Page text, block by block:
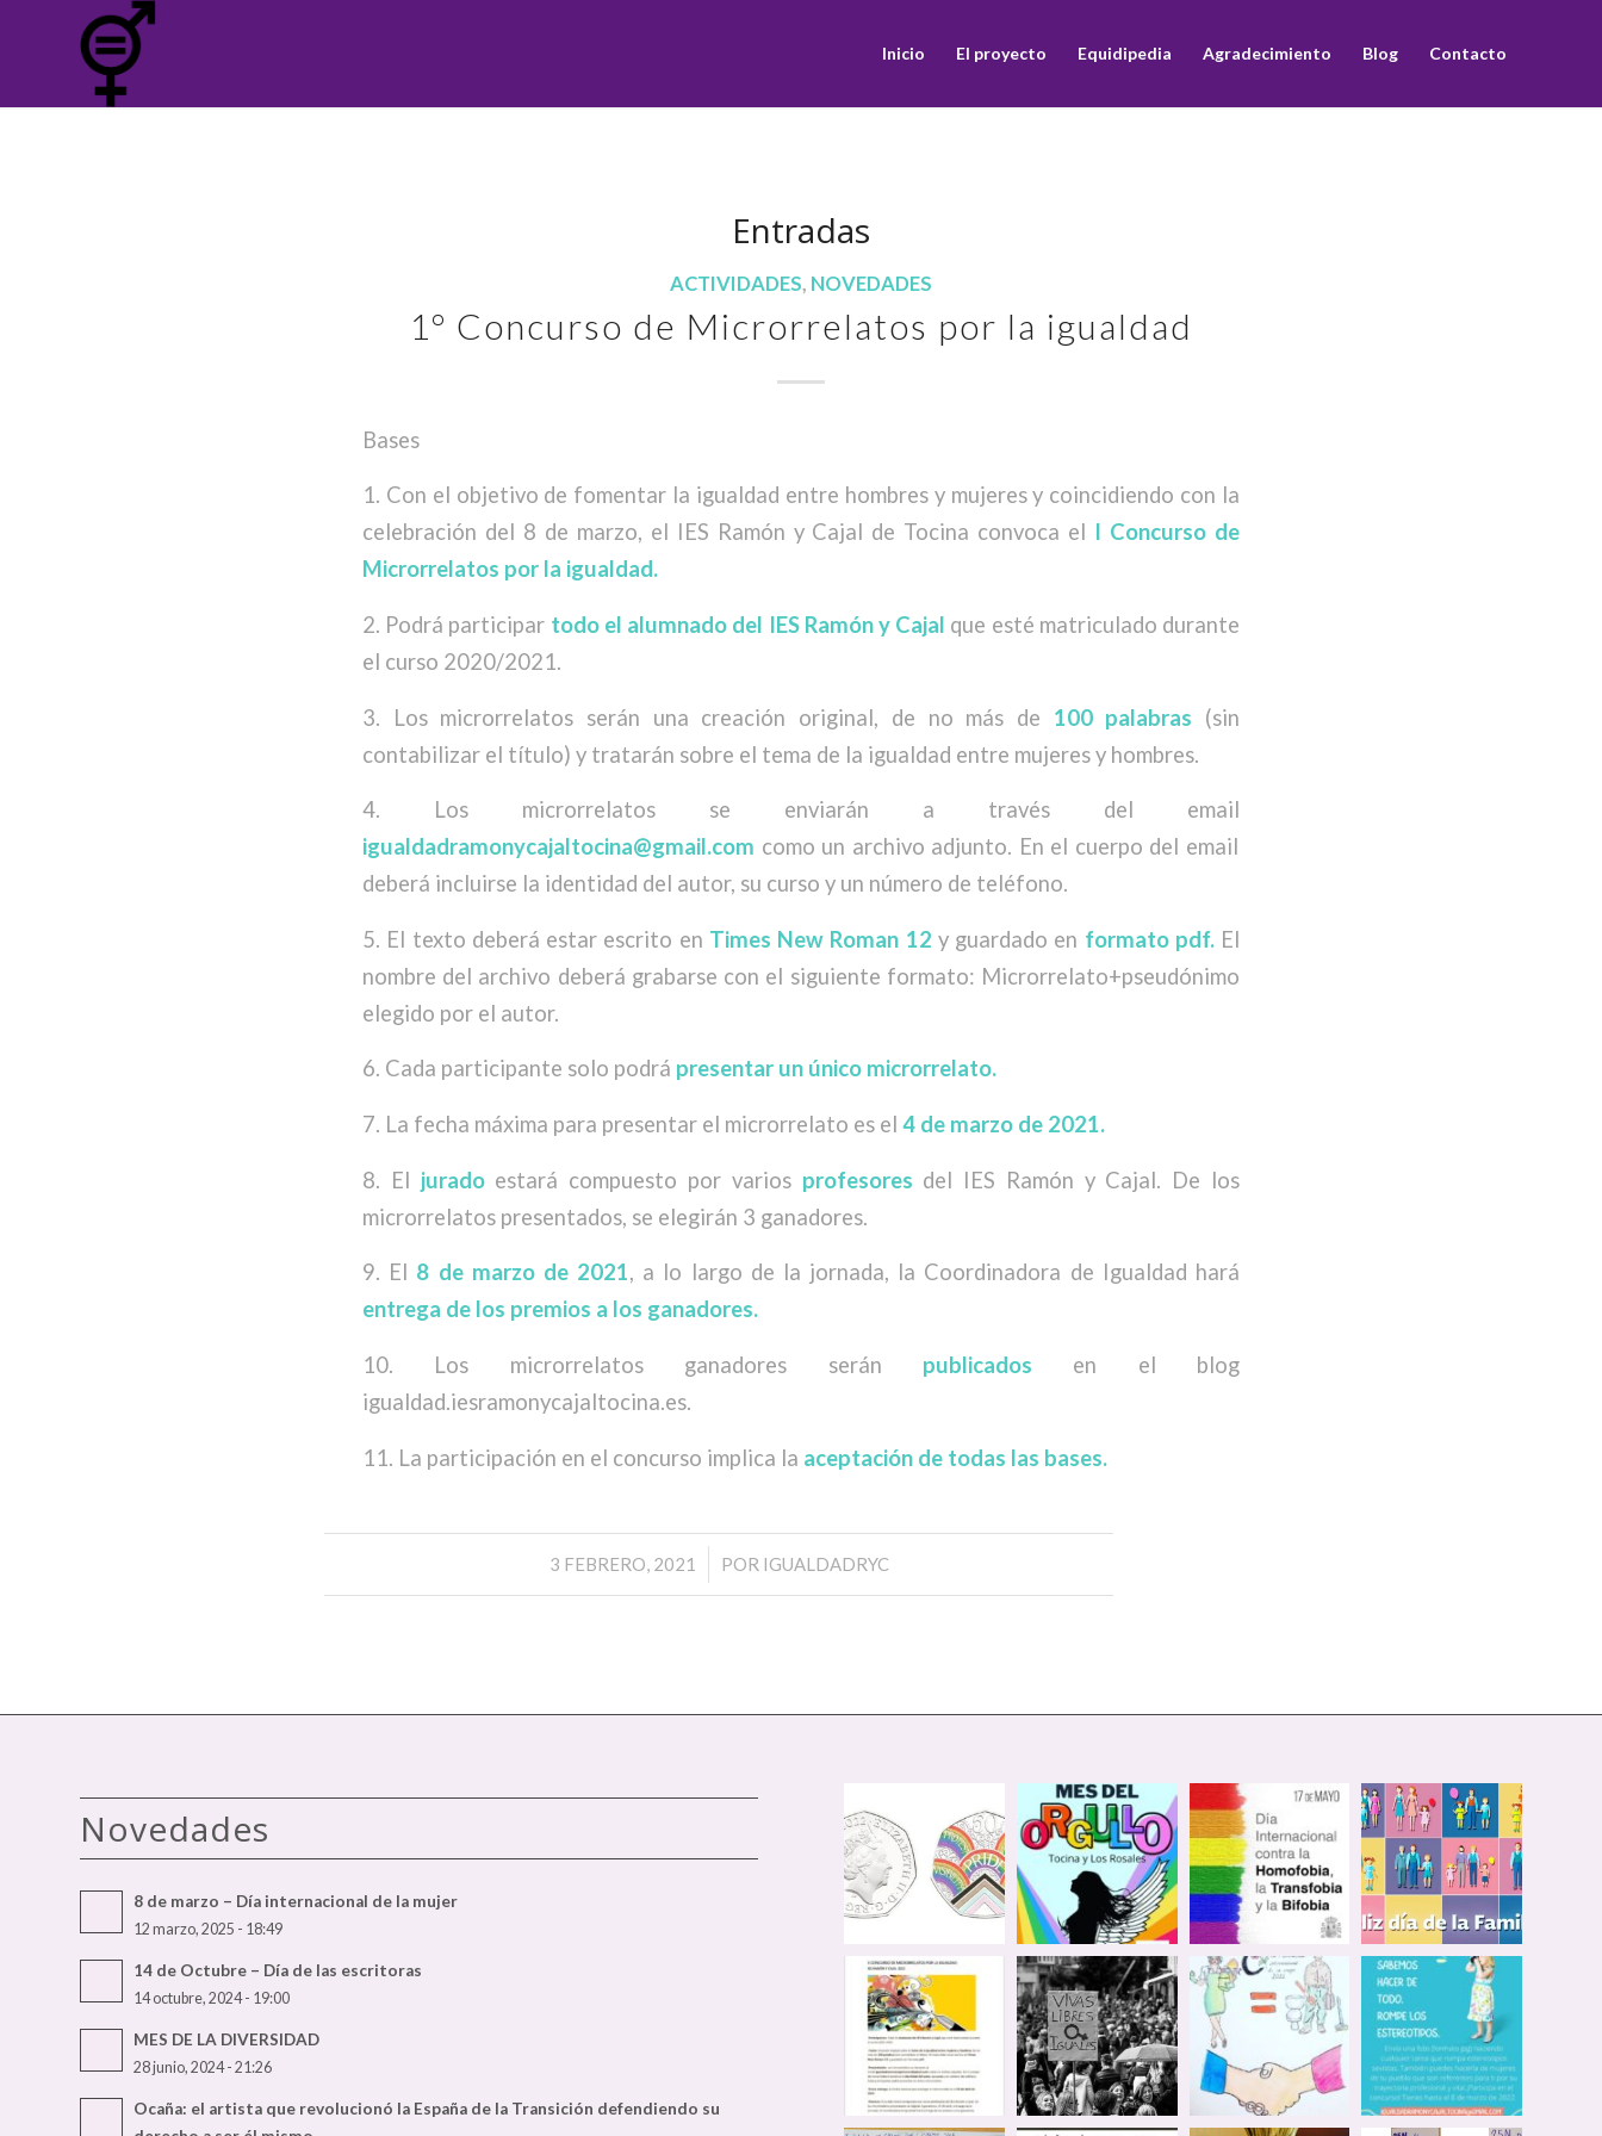
Inicio El proyecto Equidipedia Agradecimiento Blog Contacto
Entradas
ACTIVIDADES, NOVEDADES
1º Concurso de Microrrelatos por la igualdad
Bases
1. Con el objetivo de fomentar la igualdad entre hombres y mujeres y coincidiendo con la
celebración del 8 de marzo, el IES Ramón y Cajal de Tocina convoca el I Concurso de
Microrrelatos por la igualdad.
2. Podrá participar todo el alumnado del IES Ramón y Cajal que esté matriculado durante
el curso 2020/2021.
3. Los microrrelatos serán una creación original, de no más de 100 palabras (sin
contabilizar el título) y tratarán sobre el tema de la igualdad entre mujeres y hombres.
4. Los microrrelatos se enviarán a través del email
igualdadramonycajaltocina@gmail.com como un archivo adjunto. En el cuerpo del email
deberá incluirse la identidad del autor, su curso y un número de teléfono.
5. El texto deberá estar escrito en Times New Roman 12 y guardado en formato pdf.El
nombre del archivo deberá grabarse con el siguiente formato: Microrrelato+pseudónimo
elegido por el autor.
6. Cada participante solo podrá presentar un único microrrelato.
7. La fecha máxima para presentar el microrrelato es el 4 de marzo de 2021.
8. El juradoestará compuesto por variosprofesores del IES Ramón y Cajal. De los
microrrelatos presentados, se elegirán 3 ganadores.
9. El 8 de marzo de 2021, a lo largo de la jornada, la Coordinadora de Igualdad hará
entrega de los premios a los ganadores.
10. Los microrrelatos ganadores serán publicados en el blog
igualdad.iesramonycajaltocina.es.
11. La participación en el concurso implica la aceptación de todas las bases.
3 FEBRERO, 2021
/ POR IGUALDADRYC
Novedades
8 de marzo – Día internacional de la mujer
12 marzo, 2025 - 18:49
14 de Octubre – Día de las escritoras
14 octubre, 2024 - 19:00
MES DE LA DIVERSIDAD
28 junio, 2024 - 21:26
Ocaña: el artista que revolucionó la España de la Transición defendiendo su